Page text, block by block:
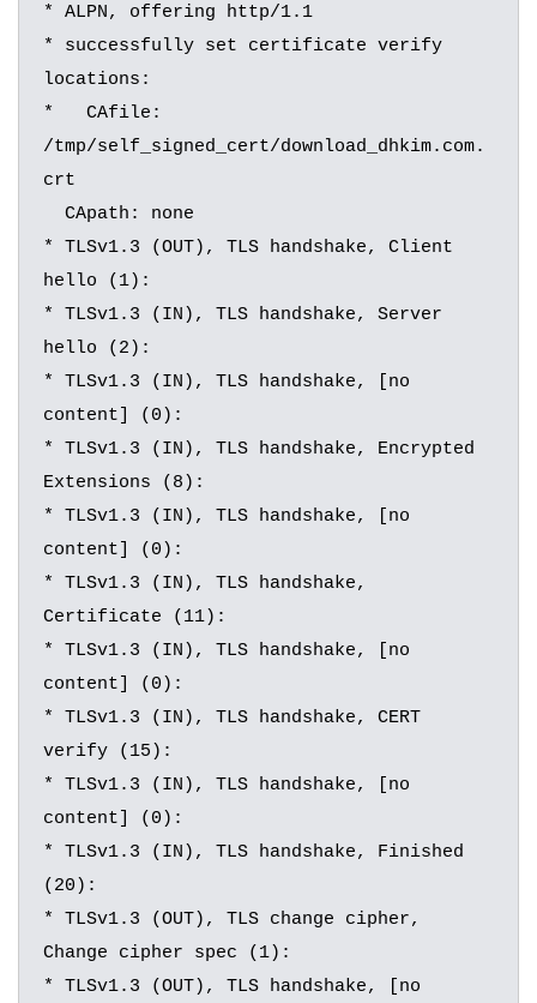
* ALPN, offering http/1.1
* successfully set certificate verify
locations:
*   CAfile:
/tmp/self_signed_cert/download_dhkim.com.
crt
* TLSv1.3 (OUT), TLS handshake, Client
hello (1):
* TLSv1.3 (IN), TLS handshake, Server
hello (2):
* TLSv1.3 (IN), TLS handshake, [no
content] (0):
* TLSv1.3 (IN), TLS handshake, Encrypted
Extensions (8):
* TLSv1.3 (IN), TLS handshake, [no
content] (0):
* TLSv1.3 (IN), TLS handshake,
Certificate (11):
* TLSv1.3 (IN), TLS handshake, [no
content] (0):
* TLSv1.3 (IN), TLS handshake, CERT
verify (15):
* TLSv1.3 (IN), TLS handshake, [no
content] (0):
* TLSv1.3 (IN), TLS handshake, Finished
(20):
* TLSv1.3 (OUT), TLS change cipher,
Change cipher spec (1):
* TLSv1.3 (OUT), TLS handshake, [no